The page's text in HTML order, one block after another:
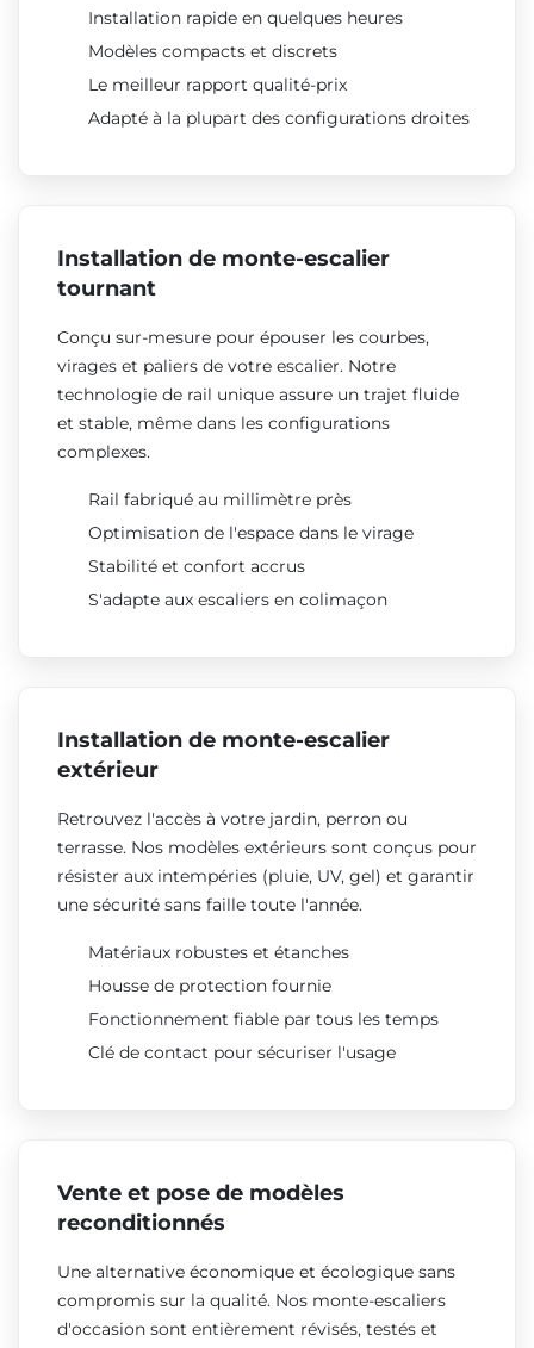
Installation rapide en quelques heures
Modèles compacts et discrets
Le meilleur rapport qualité-prix
Adapté à la plupart des configurations droites
Installation de monte-escalier
tournant
Conçu sur-mesure pour épouser les courbes,
virages et paliers de votre escalier. Notre
technologie de rail unique assure un trajet fluide
et stable, même dans les configurations
complexes.
Rail fabriqué au millimètre près
Optimisation de l'espace dans le virage
Stabilité et confort accrus
S'adapte aux escaliers en colimaçon
Installation de monte-escalier
extérieur
Retrouvez l'accès à votre jardin, perron ou
terrasse. Nos modèles extérieurs sont conçus pour
résister aux intempéries (pluie, UV, gel) et garantir
une sécurité sans faille toute l'année.
Matériaux robustes et étanches
Housse de protection fournie
Fonctionnement fiable par tous les temps
Clé de contact pour sécuriser l'usage
Vente et pose de modèles
reconditionnés
Une alternative économique et écologique sans
compromis sur la qualité. Nos monte-escaliers
d'occasion sont entièrement révisés, testés et